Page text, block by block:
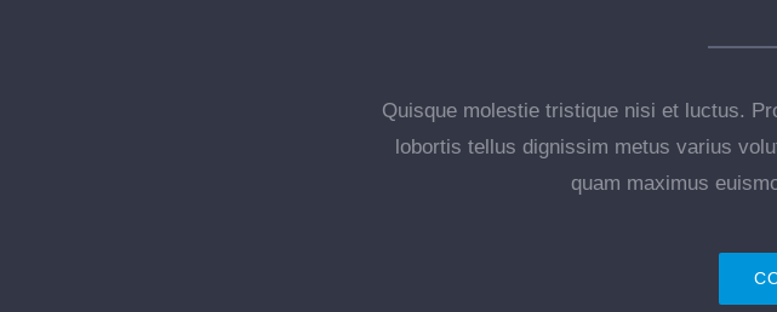
Quisque molestie tristique nisi et luctus.
lobortis tellus dignissim metus varius
quam maximus